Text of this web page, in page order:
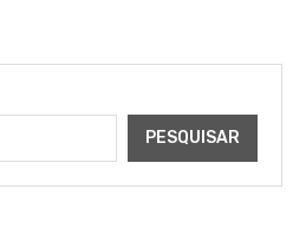
PESQUISAR